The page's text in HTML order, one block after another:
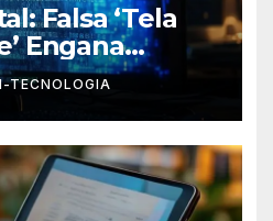
Falsa ‘Tela
Engana
e
TECNOLOGIA